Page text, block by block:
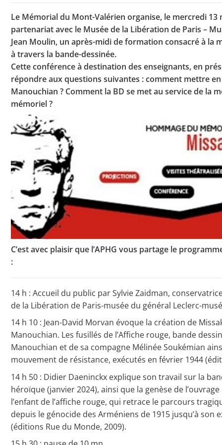
Toutes les actualités
Les rendez-vous de l’APHG
Concours de recrutement
Concours scolaires
Critique d’ouvrages publiés
Le Mémorial du Mont-Valérien organise, le mercredi 13
partenariat avec le Musée de la Libération de Paris –
Jean Moulin, un après-midi de formation consacré à la
à travers la bande-dessinée.
Cette conférence à destination des enseignants, en
répondre aux questions suivantes : comment mettre
Manouchian ? Comment la BD se met au service de la
mémoriel ?
C’est avec plaisir que l’APHG vous partage le
:
14 h : Accueil du public par Sylvie Zaidman,
de la Libération de Paris-musée du général Leclerc-
14 h 10 : Jean-David Morvan évoque la création de
Manouchian. Les fusillés de l’Affiche rouge, bande
Manouchian et de sa compagne Mélinée Soukémian
mouvement de résistance, exécutés en février 1944
14 h 50 : Didier Daeninckx explique son travail sur la
héroïque (janvier 2024), ainsi que la genèse de
l’enfant de l’affiche rouge, qui retrace le parcours
depuis le génocide des Arméniens de 1915 jusqu’à son
(éditions Rue du Monde, 2009).